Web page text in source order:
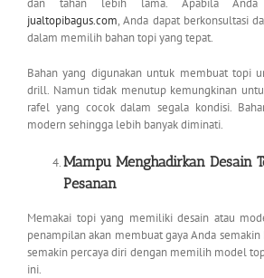
jualtopibagus.com, Anda dapat berkonsultasi
dalam memilih bahan topi yang tepat.
Bahan yang digunakan untuk membuat topi
drill. Namun tidak menutup kemungkinan
rafel yang cocok dalam segala kondisi.
modern sehingga lebih banyak diminati.
Mampu Menghadirkan Desain
Pesanan
Memakai topi yang memiliki desain atau
penampilan akan membuat gaya Anda
semakin percaya diri dengan memilih model
ini.